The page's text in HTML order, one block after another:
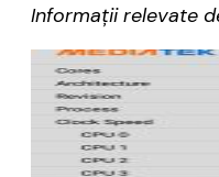
Informații relevate